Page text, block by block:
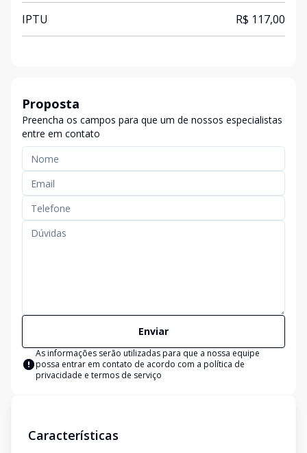
IPTU R$ 117,00
Proposta
Preencha os campos para que um de nossos especialistas
entre em contato
Enviar
As informações serão utilizadas para que a nossa equipe
possa entrar em contato de acordo com a política de
privacidade e termos de serviço
Características